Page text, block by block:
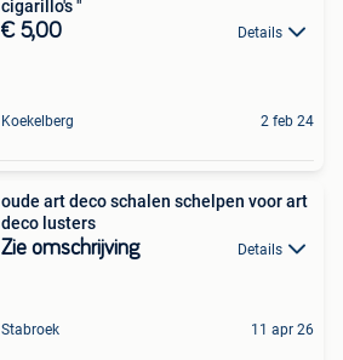
cigarillo's "
€ 5,00 Details
Koekelberg 2 feb 24
oude art deco schalen schelpen voor art
deco lusters
Zie omschrijving Details
Stabroek 11 apr 26